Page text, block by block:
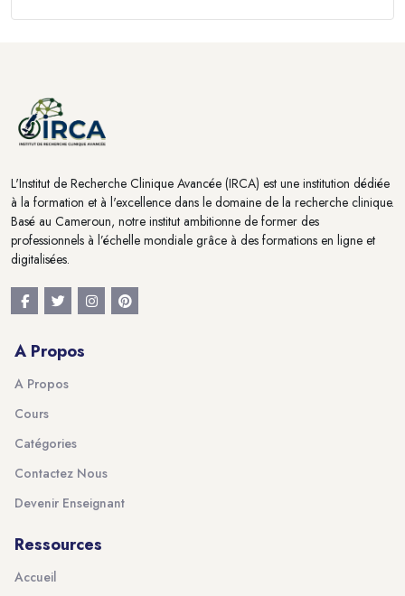
L'Institut de Recherche Clinique Avancée (IRCA) est une institution dédiée
à la formation et à l'excellence dans le domaine de la recherche clinique.
Basé au Cameroun, notre institut ambitionne de former des
professionnels à l’échelle mondiale grâce à des formations en ligne et
digitalisées.
A Propos
A Propos
Cours
Catégories
Contactez Nous
Devenir Enseignant
Ressources
Accueil